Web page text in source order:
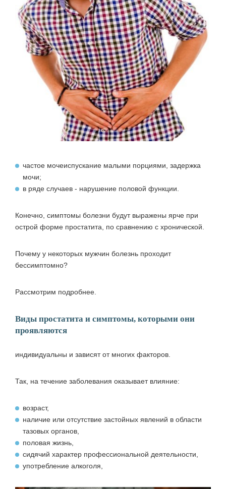
частое мочеиспускание малыми порциями, задержка
мочи;
в ряде случаев - нарушение половой функции.
Конечно, симптомы болезни будут выражены ярче при
острой форме простатита, по сравнению с хронической.
Почему у некоторых мужчин болезнь проходит
бессимптомно?
Рассмотрим подробнее.
Виды простатита и симптомы, которыми они
проявляются
индивидуальны и зависят от многих факторов.
Так, на течение заболевания оказывает влияние:
возраст,
наличие или отсутствие застойных явлений в области
тазовых органов,
половая жизнь,
сидячий характер профессиональной деятельности,
употребление алкоголя,